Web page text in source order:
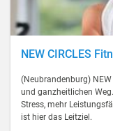
NEW CIRCLES
(Neubrandenburg)
und ganzheitlichen
Stress, mehr
ist hier das Leitziel.